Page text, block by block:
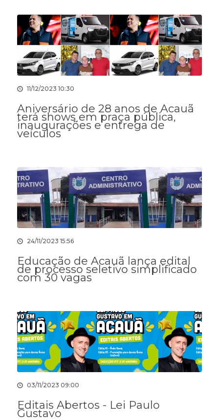
11/12/2023 10:30
Aniversário de 28 anos de Acauã
terá shows em praça pública,
inaugurações e entrega de
veículos
24/11/2023 15:56
Educação de Acauã lança edital
de processo seletivo simplificado
com 30 vagas
03/11/2023 09:00
Editais Abertos - Lei Paulo
Gustavo